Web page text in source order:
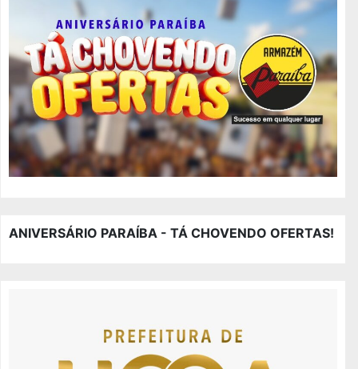
ANIVERSÁRIO PARAÍBA - TÁ CHOVENDO OFERTAS!